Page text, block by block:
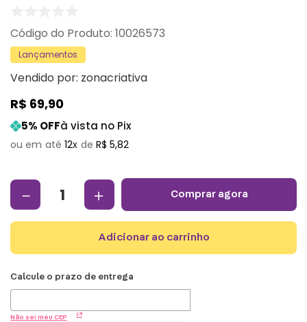
: 10026573
Lançamentos
Vendido por: zonacriativa
R$ 69,90
5% OFFà vista no Pix
12 R$ 5,82
＋
－ comprar agora
adicionar ao carrinho
Não sei meu CEP